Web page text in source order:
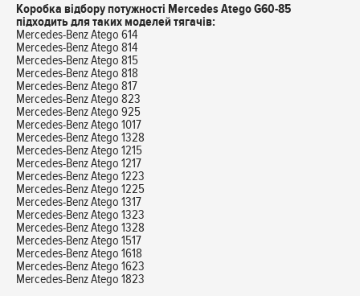
Коробка відбору потужності Mercedes Atego G60-85
підходить для таких моделей тягачів:
Mercedes-Benz Atego 614
Mercedes-Benz Atego 814
Mercedes-Benz Atego 815
Mercedes-Benz Atego 818
Mercedes-Benz Atego 817
Mercedes-Benz Atego 823
Mercedes-Benz Atego 925
Mercedes-Benz Atego 1017
Mercedes-Benz Atego 1328
Mercedes-Benz Atego 1215
Mercedes-Benz Atego 1217
Mercedes-Benz Atego 1223
Mercedes-Benz Atego 1225
Mercedes-Benz Atego 1317
Mercedes-Benz Atego 1323
Mercedes-Benz Atego 1328
Mercedes-Benz Atego 1517
Mercedes-Benz Atego 1618
Mercedes-Benz Atego 1623
Mercedes-Benz Atego 1823